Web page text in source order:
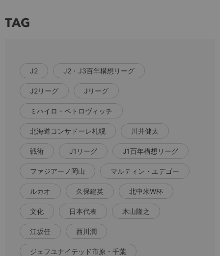
TAG
J2 J2・J3百年構想リーグ
J2リーグ Jリーグ
ミハイロ・ペトロヴィッチ
北海道コンサドーレ札幌 川井健太
戦術 J1リーグ J1百年構想リーグ
ファジアーノ岡山 マルティン・エデゴー
ルカオ 久保建英 北中米W杯
文化 日本代表 木山隆之
江坂任 西川潤
ジェフユナイテッド市原・千葉